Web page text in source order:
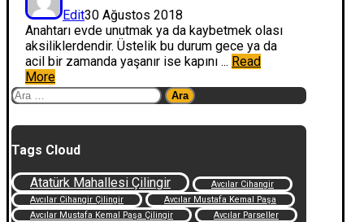
Edit30 Ağustos 2018
Anahtarı evde unutmak ya da kaybetmek olası
aksiliklerdendir. Üstelik bu durum gece ya da
acil bir zamanda yaşanır ise kapını ... Read
More
Arama:
Tags Cloud
Atatürk Mahallesi Çilingir
Avcılar Cihangir
Avcılar Cihangir Çilingir
Avcılar Mustafa Kemal Paşa
Avcılar Mustafa Kemal Paşa Çilingir
Avcılar Parseller